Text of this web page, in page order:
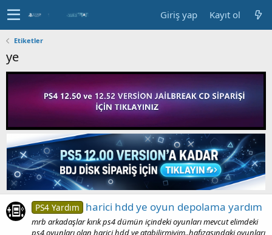
Giriş yap Kayıt ol
Etiketler
ye
PS4 Yardım harici hdd ye oyun depolama yardım
mrb arkadaşlar kırık ps4 dümün içindeki oyunları mevcut elimdeki
ps4 oyunları olan harici hdd ye atabilirmiyim..hafızasındaki oyunları